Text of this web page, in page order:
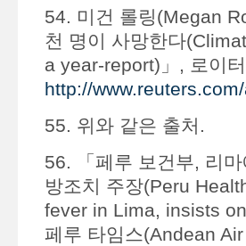
54. 미건 롤링(Megan
천 명이 사망한다
a year-report)」, 로이
http://
55. 위와 같은 출처.
56. 「페루 보건부, 리
방조치 주장(Peru
fever in Lima, insists
페루 타임스(Andean